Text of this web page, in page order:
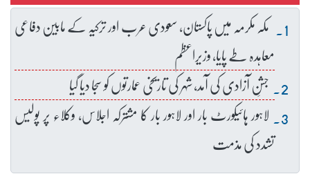
مکہ مکرمہ میں پاکستان، سعودی عرب اور ترکیہ کے مابین دفاعی
معاہدہ طے پایا، وزیراعظم
جشنِ آزادی کی آمد، شہر کی تاریخی عمارتوں کو سجا دیا گیا
لاہور ہائیکورٹ بار اور لاہور بار کا مشترکہ اجلاس، وکلاء پر پولیس
تشدد کی مذمت